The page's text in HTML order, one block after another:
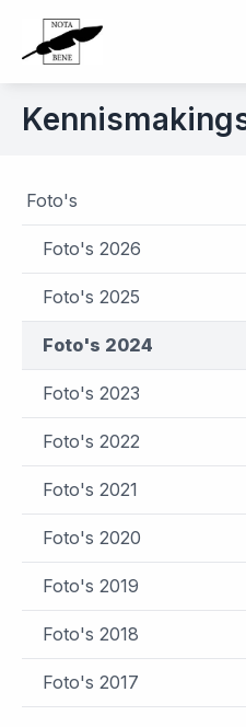
Foto's
Foto's 2026
Foto's 2025
Foto's 2024
Foto's 2023
Foto's 2022
Foto's 2021
Foto's 2020
Foto's 2019
Foto's 2018
Foto's 2017